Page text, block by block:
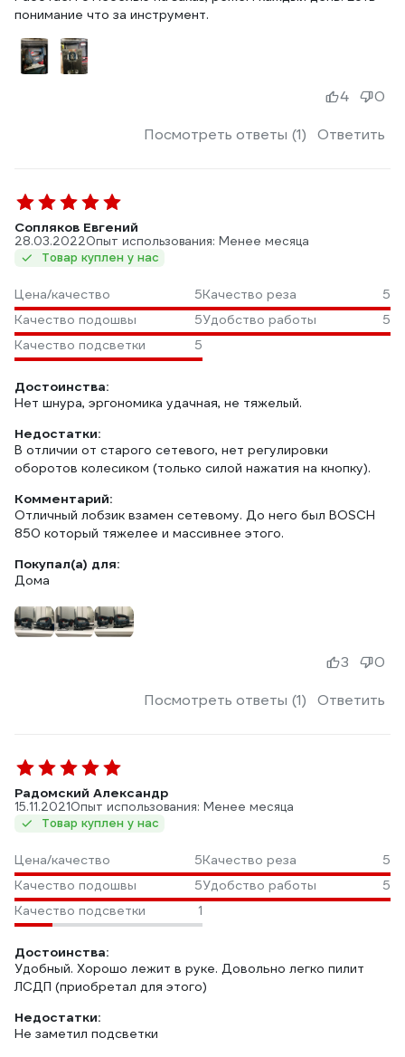
понимание что за инструмент.
Посмотреть ответы (1) Ответить
4 0
Сопляков Евгений
28.03.2022Опыт использования: Менее месяца
Товар куплен у нас
Цена/качество 5Качество реза
5
Качество подошвы
5Удобство работы
5
Качество подсветки
5
Достоинства:
Нет шнура, эргономика удачная, не тяжелый.
Недостатки:
В отличии от старого сетевого, нет регулировки
оборотов колесиком (только силой нажатия на кнопку).
Комментарий:
Отличный лобзик взамен сетевому. До него был BOSCH
850 который тяжелее и массивнее этого.
Покупал(а) для:
Дома
Посмотреть ответы (1) Ответить
3 0
Радомский Александр
15.11.2021Опыт использования: Менее месяца
Товар куплен у нас
Цена/качество 5Качество реза
5
Качество подошвы
5Удобство работы
5
Качество подсветки
1
Достоинства:
Удобный. Хорошо лежит в руке. Довольно легко пилит
ЛСДП (приобретал для этого)
Недостатки:
Не заметил подсветки